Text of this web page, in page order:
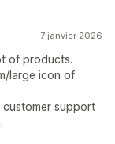
7 janvier 2026
of products.
large icon of
customer support